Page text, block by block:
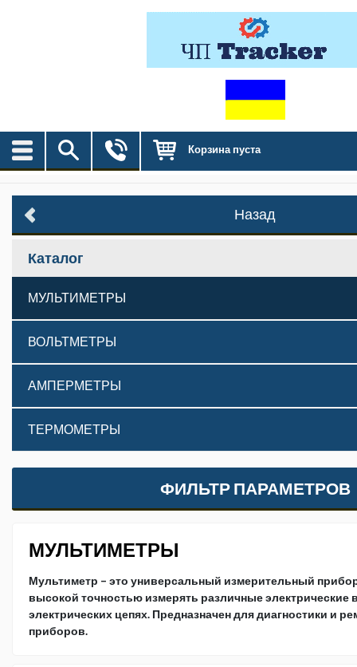
Корзина пуста
Назад
Каталог
МУЛЬТИМЕТРЫ
ВОЛЬТМЕТРЫ
АМПЕРМЕТРЫ
ТЕРМОМЕТРЫ
ФИЛЬТР ПАРАМЕТРОВ
МУЛЬТИМЕТРЫ
Мультиметр – это универсальный измерительный
высокой точностью измерять различные электрические
электрических цепях. Предназначен для диагностики и
приборов.